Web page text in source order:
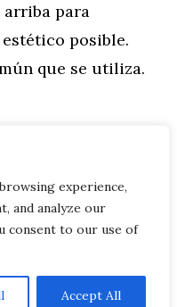
experience,
and analyze our
consent to our use of
Accept All
arriba para
posible.
que se utiliza.
frecuentes
de lifting de